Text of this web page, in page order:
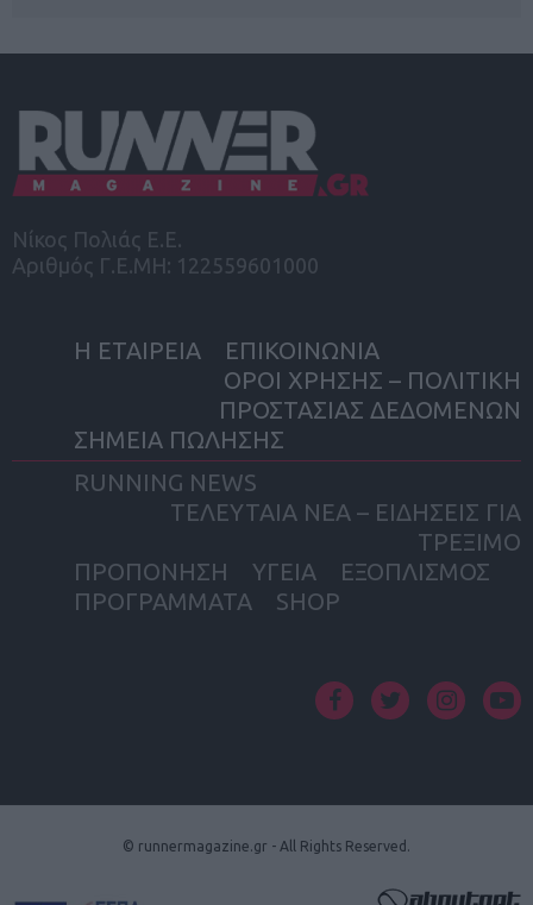
Νίκος Πολιάς Ε.Ε.
Αριθμός Γ.Ε.ΜΗ: 122559601000
Η ΕΤΑΙΡΕΙΑ
ΕΠΙΚΟΙΝΩΝΙΑ
ΟΡΟΙ ΧΡΗΣΗΣ – ΠΟΛΙΤΙΚΗ
ΠΡΟΣΤΑΣΙΑΣ ΔΕΔΟΜΕΝΩΝ
ΣΗΜΕΙΑ ΠΩΛΗΣΗΣ
RUNNING NEWS
ΤΕΛΕΥΤΑΙΑ ΝΕΑ – ΕΙΔΗΣΕΙΣ ΓΙΑ
ΤΡΕΞΙΜΟ
ΠΡΟΠΟΝΗΣΗ
ΥΓΕΙΑ
ΕΞΟΠΛΙΣΜΟΣ
ΠΡΟΓΡΑΜΜΑΤΑ
SHOP
© runnermagazine.gr - All Rights Reserved.